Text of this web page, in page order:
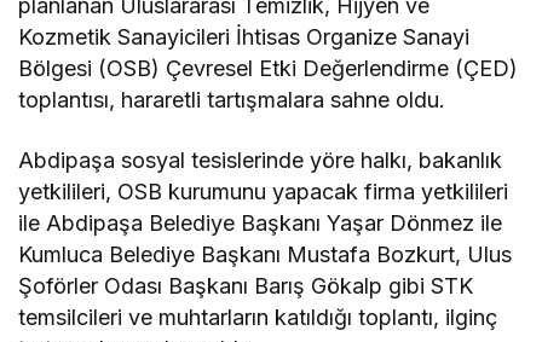
planlanan Uluslararası Temizlik, Hijyen ve
Kozmetik Sanayicileri İhtisas Organize Sanayi
Bölgesi (OSB) Çevresel Etki Değerlendirme (ÇED)
toplantısı, hararetli tartışmalara sahne oldu.
Abdipaşa sosyal tesislerinde yöre halkı, bakanlık
yetkilileri, OSB kurumunu yapacak firma yetkilileri
ile Abdipaşa Belediye Başkanı Yaşar Dönmez ile
Kumluca Belediye Başkanı Mustafa Bozkurt, Ulus
Şoförler Odası Başkanı Barış Gökalp gibi STK
temsilcileri ve muhtarların katıldığı toplantı, ilginç